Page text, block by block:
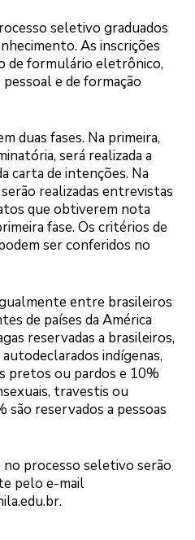
seletivo graduados
As inscrições
de formulário eletrônico,
e de formação
duas fases. Na primeira,
será realizada a
carta de intenções. Na
realizadas entrevistas
que obtiverem nota
fase. Os critérios de
ser conferidos no
entre brasileiros
de países da América
reservadas a brasileiros,
indígenas,
pretos ou pardos e 10%
travestis ou
reservados a pessoas
no processo seletivo serão
pelo e-mail